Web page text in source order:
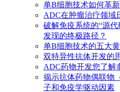
单B细胞技术如何革
ADC在肿瘤治疗领域
破解免疫系统的“源
发现的终极路径？
单B细胞技术的五大
双特异性抗体开发的
ADC药物开发您了解
揭示抗体药物偶联物
子和免疫学驱动因素